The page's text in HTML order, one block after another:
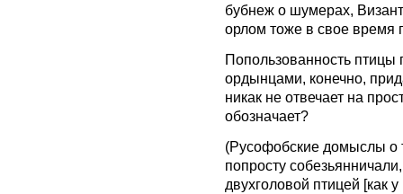
бубнеж о шумерах,
орлом тоже в свое время
Попользованность
ордынцами, конечно,
никак не отвечает на
обозначает?
(Русофобские домыслы о
попросту
двухголовой птицей [как